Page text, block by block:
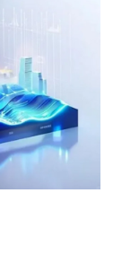
版的全栈部署方